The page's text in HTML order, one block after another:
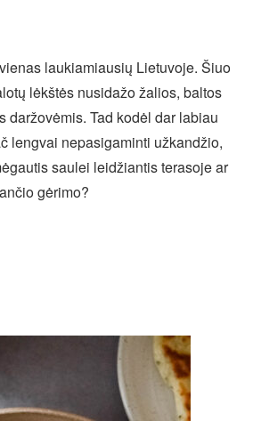
laukiamiausių Lietuvoje. Šiuo
lėkštės nusidažo žalios, baltos
daržovėmis. Tad kodėl dar labiau
lengvai nepasigaminti užkandžio,
saulei leidžiantis terasoje ar
gėrimo?